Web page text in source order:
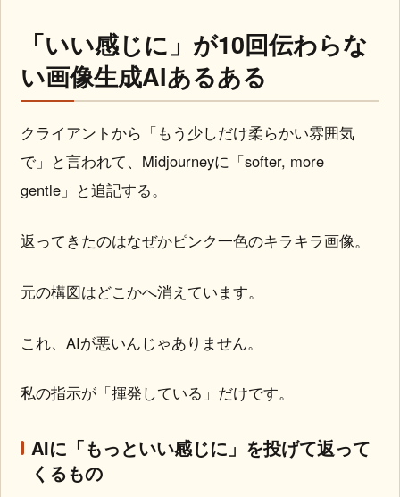
「いい感じに」が10回伝わらな
い画像生成AIあるある
クライアントから「もう少しだけ柔らかい雰囲気
で」と言われて、Midjourneyに「softer, more
gentle」と追記する。
返ってきたのはなぜかピンク一色のキラキラ画像。
元の構図はどこかへ消えています。
これ、AIが悪いんじゃありません。
私の指示が「揮発している」だけです。
AIに「もっといい感じに」を投げて返って
くるもの